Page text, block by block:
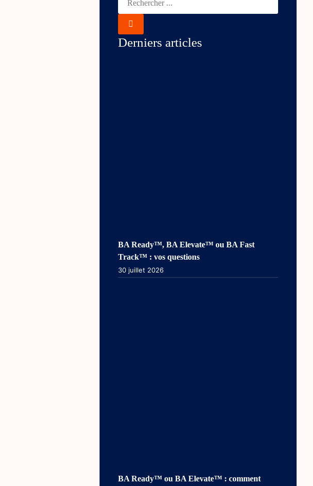
Derniers articles
BA Ready™, BA Elevate™ ou BA Fast
Track™ : vos questions
30 juillet 2026
BA Ready™ ou BA Elevate™ : comment